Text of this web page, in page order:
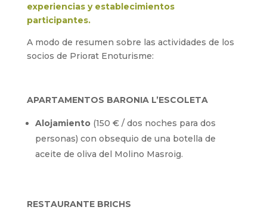
experiencias y establecimientos
participantes.
A modo de resumen sobre las actividades de los
socios de Priorat Enoturisme:
APARTAMENTOS BARONIA L’ESCOLETA
Alojamiento(150 € / dos noches para dos
personas) con obsequio de una botella de
aceite de oliva del Molino Masroig.
RESTAURANTE BRICHS